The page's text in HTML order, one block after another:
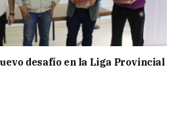
desafío en la Liga Provincial